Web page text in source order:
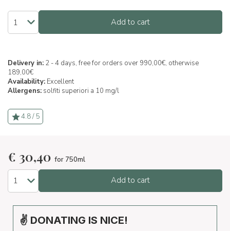
Add to cart
Delivery in: 2 - 4 days, free for orders over 990,00€, otherwise
189,00€
Availability: Excellent
Allergens: solfiti superiori a 10 mg/l
4.8 / 5
€ 30,40 for 750ml
Add to cart
✌ DONATING IS NICE!